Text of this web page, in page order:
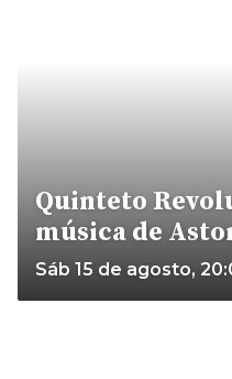
Quinteto
música de
Sáb 15 de agosto,